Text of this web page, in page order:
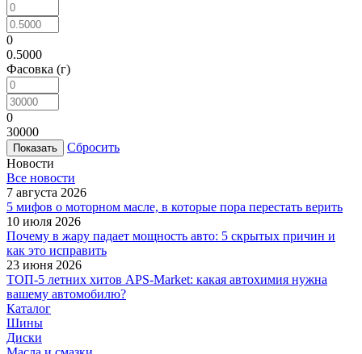
0
0.5000
Фасовка (г)
0
30000
Сбросить
Новости
Все новости
7 августа 2026
5 мифов о моторном масле, в которые пора перестать верить
10 июля 2026
Почему в жару падает мощность авто: 5 скрытых причин и
как это исправить
23 июня 2026
ТОП-5 летних хитов APS-Market: какая автохимия нужна
вашему автомобилю?
Каталог
Шины
Диски